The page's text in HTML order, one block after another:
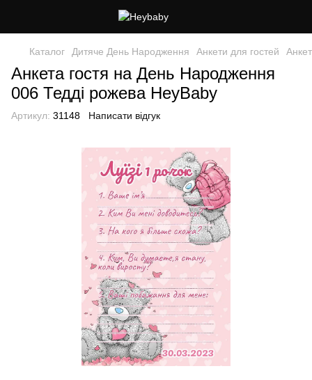
Каталог Дитяче День Народження Анкети для гостей
Анкета гостя на День Народження
006 Тедді рожева HeyBaby
Артикул: 31148 Написати відгук